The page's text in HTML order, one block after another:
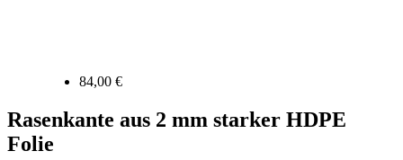
84,00 €
Rasenkante aus 2 mm starker HDPE
Folie